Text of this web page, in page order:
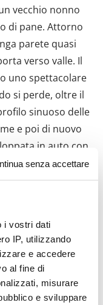
senza accettare
i vostri dati
IP, utilizzando
e accedere
al fine di
misurare
e sviluppare
vecchio nonno
di pane. Attorno
parete quasi
verso valle. Il
uno spettacolare
si perde, oltre il
sinuoso delle
e poi di nuovo
in auto con
così il nostro
dove arriverà,
luci dell’alba per
un’altra
di confusione.
spostano,
Cerchiamo un